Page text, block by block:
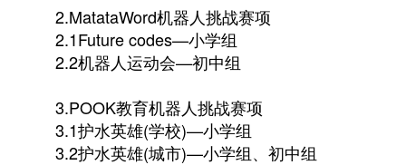
2.MatataWord机器人挑战赛项
2.1Future codes—小学组
2.2机器人运动会—初中组
3.POOK教育机器人挑战赛项
3.1护水英雄(学校)—小学组
3.2护水英雄(城市)—小学组、初中组